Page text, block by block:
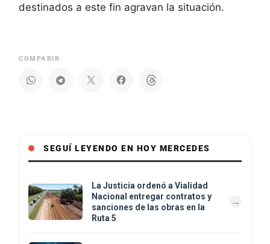
destinados a este fin agravan la situación.
COMPARIR
SEGUÍ LEYENDO EN HOY MERCEDES
La Justicia ordenó a Vialidad
Nacional entregar contratos y
sanciones de las obras en la
Ruta 5